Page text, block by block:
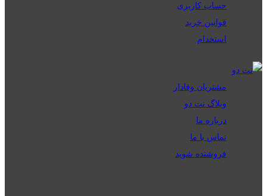
حساب کاربری
قوانین خرید
استخدام
مشتریان وفادار
وبلاگ نت دو
درباره ما
تماس با ما
فروشنده شوید